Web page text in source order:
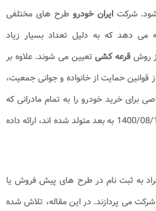
شود. شرکتایران خودروطرح های مختلفی
می دهد که به دلیل تعداد بسیار زیاد
روشقرعه کشی تعیین می شوند. علاوه بر
قوانین حمایت از خانواده و جوانی جمعیت،
خرید خودرو را به تمام مادرانی که
فرزند دوم یا سوم آنها از تاریخ 1400/08/19 به بعد متولد شده اند، ارائه داده
به ثبت نام در طرح های پیش فروش یا
می پردازند. در این مقاله، تلاش شده